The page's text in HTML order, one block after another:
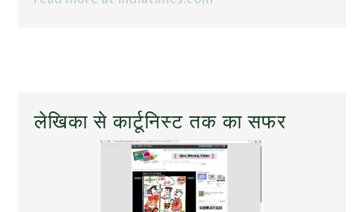
लेखिका से कार्टूनिस्ट तक का सफर